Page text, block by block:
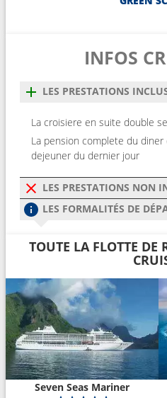
INFOS
LES PRESTATIONS
La croisiere en suite double
La pension complete du
dejeuner du dernier jour
LES PRESTATIONS NON
LES FORMALITÉS DE
TOUTE LA FLOTTE DE
Seven Seas Mariner